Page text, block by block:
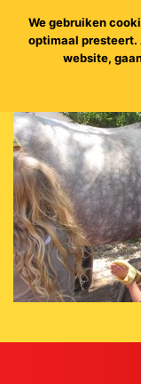
We gebruiken
optimaal presteert.
website,